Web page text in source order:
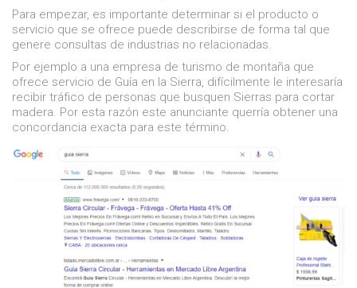
Para empezar, es importante determinar si el producto o
servicio que se ofrece puede describirse de forma tal que
genere consultas de industrias no relacionadas.
Por ejemplo a una empresa de turismo de montaña que
ofrece servicio de Guía en la Sierra, difícilmente le interesaría
recibir tráfico de personas que busquen Sierras para cortar
madera. Por esta razón este anunciante querría obtener una
concordancia exacta para este término.